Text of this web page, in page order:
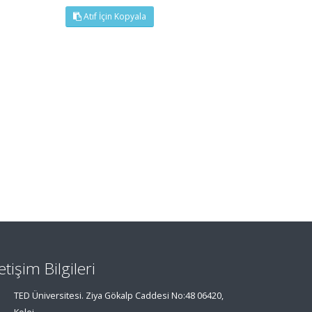
Atıf İçin Kopyala
Bilgileri
TED Üniversitesi. Ziya Gökalp Caddesi No:48 06420,